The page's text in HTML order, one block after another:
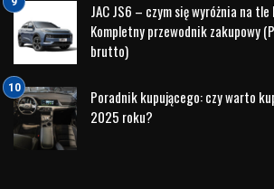
JAC JS6 – czym się wyróżnia na
Kompletny przewodnik zakupowy
brutto)
Poradnik kupującego: czy warto
2025 roku?